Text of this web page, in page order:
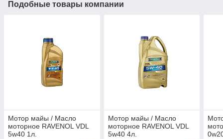
Подобные товары компании
Мотор майы / Масло
моторное RAVENOL VDL
5w40 1л.
Мотор майы / Масло
моторное RAVENOL VDL
5w40 4л.